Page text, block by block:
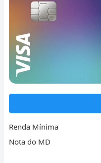
Renda Mínima
Nota do MD